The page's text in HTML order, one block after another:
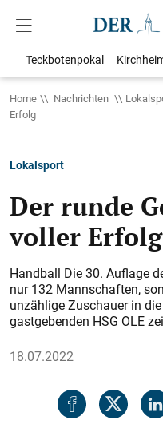
Teckbotenpokal
Home Nachrichten
Erfolg
Lokalsport
Der runde
voller Erfolg
Handball Die 30. Auflage
nur 132 Mannschaften,
unzählige Zuschauer in
gastgebenden HSG OLE
18.07.2022